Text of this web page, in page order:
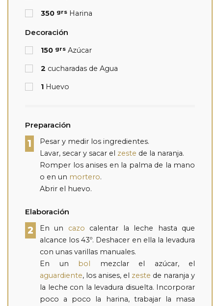
350 grs Harina
Decoración
150 grs Azúcar
2 cucharadas de Agua
1 Huevo
Preparación
1
Pesar y medir los ingredientes.
Lavar, secar y sacar el zeste de la naranja.
Romper los anises en la palma de la mano
o en un mortero.
Abrir el huevo.
Elaboración
2 En un cazo calentar la leche hasta que
alcance los 43º. Deshacer en ella la levadura
con unas varillas manuales.
En un bol mezclar el azúcar, el
aguardiente, los anises, el zeste de naranja y
la leche con la levadura disuelta. Incorporar
poco a poco la harina, trabajar la masa